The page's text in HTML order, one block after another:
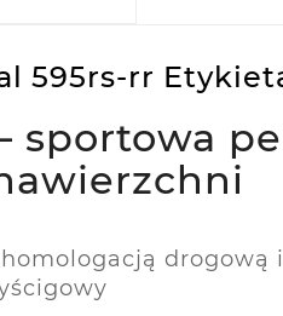
595rs-rr
sportowa
homologacją